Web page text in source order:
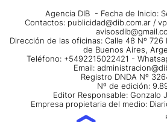
Agencia DIB - Fecha de Inicio:
Contactos: publicidad@dib.com.ar /
Dirección de las oficinas: Calle 48 Nº 726
de Buenos Aires,
Teléfono: +5492215022421 -
Email:
Registro DNDA Nº
Nº de edición:
Editor Responsable: Gonzalo
Empresa propietaria del medio: